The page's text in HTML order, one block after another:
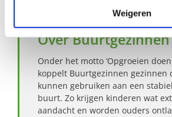
Weigeren
Over Buurtgezinnen
Onder het motto ‘Opgroeien doen
koppelt Buurtgezinnen gezinnen
kunnen gebruiken aan een
buurt. Zo krijgen kinderen wat
aandacht en worden ouders